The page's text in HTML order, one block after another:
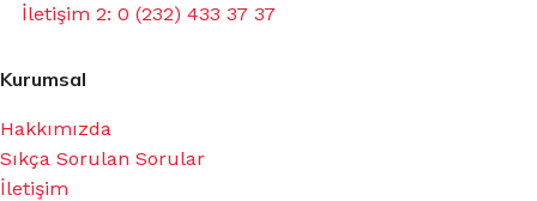
İletişim 2: 0 (232) 433 37 37
Kurumsal
Hakkımızda
Sıkça Sorulan Sorular
İletişim